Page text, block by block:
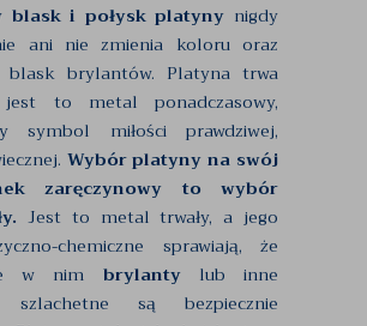
blask i połysk platyny nigdy
ani nie zmienia koloru oraz
blask brylantów. Platyna trwa
jest to metal ponadczasowy,
symbol miłości prawdziwej,
Wybór platyny na swój
zaręczynowy to wybór
Jest to metal trwały, a jego
chemiczne sprawiają, że
w nim brylantylub inne
szlachetne są bezpiecznie